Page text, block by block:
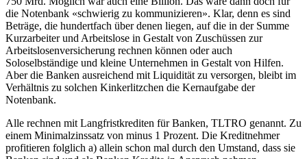
die Notenbank «schwierig zu kommunizieren». Klar, denn es sind
Beträge, die hundertfach über denen liegen, auf die in der Summe
Kurzarbeiter und Arbeitslose in Gestalt von Zuschüssen zur
Arbeitslosenversicherung rechnen können oder auch
Soloselbständige und kleine Unternehmen in Gestalt von Hilfen.
Aber die Banken ausreichend mit Liquidität zu versorgen, bleibt im
Verhältnis zu solchen Kinkerlitzchen die Kernaufgabe der
Notenbank.
Alle rechnen mit Langfristkrediten für Banken, TLTRO genannt. Zu
einem Minimalzinssatz von minus 1 Prozent. Die Kreditnehmer
profitieren folglich a) allein schon mal durch den Umstand, dass sie